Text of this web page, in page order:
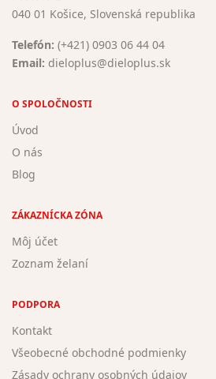
040 01 Košice, Slovenská republika
Telefón: (+421) 0903 06 44 04
Email: dieloplus@dieloplus.sk
O SPOLOČNOSTI
Úvod
O nás
Blog
ZÁKAZNÍCKA ZÓNA
Môj účet
Zoznam želaní
PODPORA
Kontakt
Všeobecné obchodné podmienky
Zásady ochrany osobných údajov